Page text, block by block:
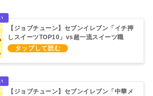
【ジョブチューン】セブンイレブン「イチ押
しスイーツTOP10」vs超一流スイーツ職
人“リベンジマッチ”（2020/10/10）
【ジョブチューン】セブンイレブン「中華メ